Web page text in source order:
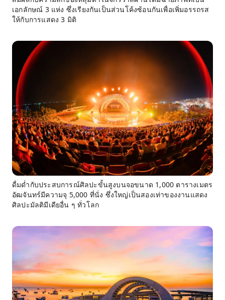
เอกลักษณ์ 3 แห่ง ซึ่งเรียงกันเป็นส่วนโค้งซ้อนกันเพื่อเพิ่มอรรถรส
ให้กับการแสดง 3 มิติ
ดื่มด่ำกับประสบการณ์ศิลปะขั้นสูงบนจอขนาด 1,000 ตารางเมตร
อัฒจันทร์มีความจุ 5,000 ที่นั่ง ซึ่งใหญ่เป็นสองเท่าของงานแสดง
ศิลปะมัลติมีเดียอื่น ๆ ทั่วโลก